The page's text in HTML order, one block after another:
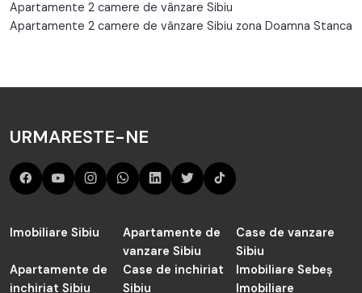
Apartamente 2 camere de vânzare Sibiu
Apartamente 2 camere de vânzare Sibiu zona Doamna Stanca
URMARESTE-NE
Imobiliare Sibiu
Apartamente de
vanzare Sibiu
Case de vanzare
Sibiu
Apartamente de
inchiriat Sibiu
Case de inchiriat
Sibiu
Imobiliare Sebeș
Imobiliare